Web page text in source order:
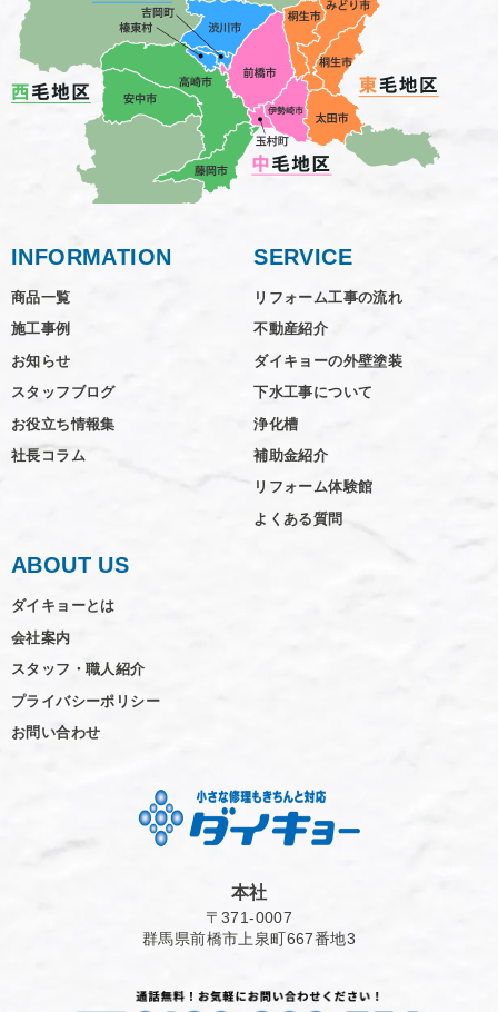
INFORMATION
商品一覧
施工事例
お知らせ
スタッフブログ
お役立ち情報集
社長コラム
SERVICE
リフォーム工事の流れ
不動産紹介
ダイキョーの外壁塗装
下水工事について
浄化槽
補助金紹介
リフォーム体験館
よくある質問
ABOUT US
ダイキョーとは
会社案内
スタッフ・職人紹介
プライバシーポリシー
お問い合わせ
本社
〒371-0007
群馬県前橋市上泉町667番地3